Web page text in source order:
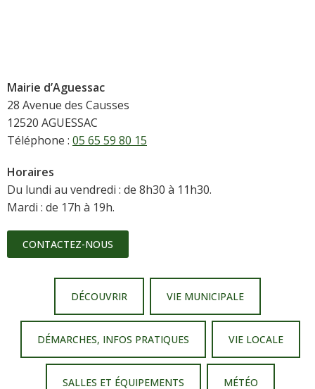
Mairie d’Aguessac
28 Avenue des Causses
12520 AGUESSAC
Téléphone : 05 65 59 80 15
Horaires
Du lundi au vendredi : de 8h30 à 11h30.
Mardi : de 17h à 19h.
CONTACTEZ-NOUS
DÉCOUVRIR VIE MUNICIPALE
DÉMARCHES, INFOS PRATIQUES VIE LOCALE
SALLES ET ÉQUIPEMENTS MÉTÉO